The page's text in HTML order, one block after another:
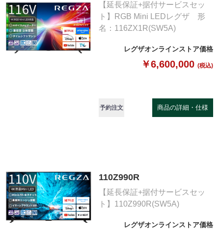
【延長保証+据付サービスセッ
ト】RGB Mini LEDレグザ 形
名：116ZX1R(SW5A)
レグザオンラインストア価格
￥6,600,000 (税込)
予約注文 商品の詳細・仕様
110Z990R
【延長保証+据付サービスセッ
ト】110Z990R(SW5A)
レグザオンラインストア価格